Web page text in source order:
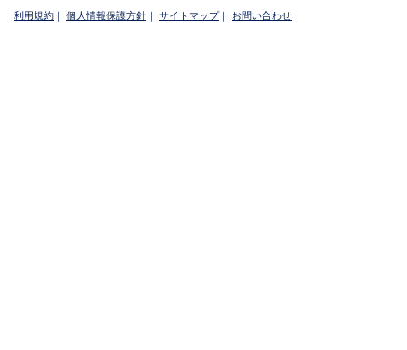
利用規約 ｜ 個人情報保護方針 ｜ サイトマップ｜ お問い合わせ